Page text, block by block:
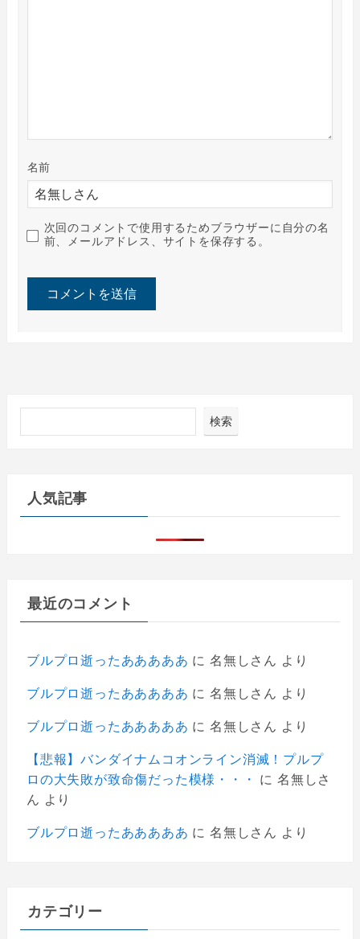
名前
次回のコメントで使用するためブラウザーに自分の名
前、メールアドレス、サイトを保存する。
検索
人気記事
最近のコメント
ブルプロ逝ったあああああ に 名無しさん より
ブルプロ逝ったあああああ に 名無しさん より
ブルプロ逝ったあああああ に 名無しさん より
【悲報】バンダイナムコオンライン消滅！プルプ
ロの大失敗が致命傷だった模様・・・
に 名無しさ
ん より
ブルプロ逝ったあああああ に 名無しさん より
カテゴリー